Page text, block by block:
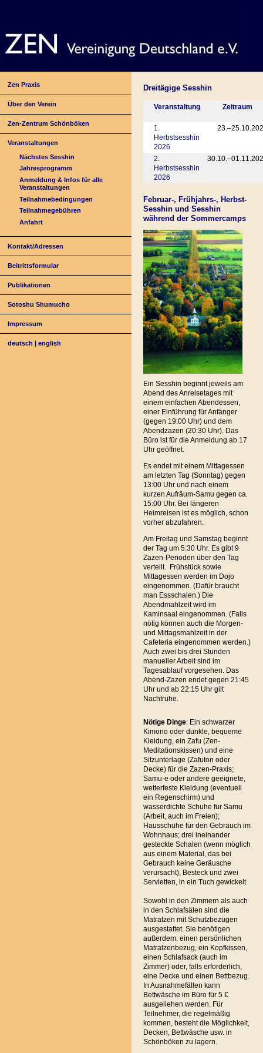
Zen Praxis
Über den Verein
Zen-Zentrum Schönböken
Veranstaltungen
Nächstes Sesshin
Jahresprogramm
Anmeldung & Infos für alle
Veranstaltungen
Teilnahmebedingungen
Teilnahmegebühren
Anfahrt
Kontakt/Adressen
Beitrittsformular
Publikationen
Sotoshu Shumucho
Impressum
deutsch |english
Dreitägige Sesshin
Veranstaltung Zeitraum
1.
Herbstsesshin
2026
2.
Herbstsesshin
2026
Februar-, Frühjahrs-, Herbst-
Sesshin und Sesshin
während der Sommercamps
Ein Sesshin beginnt jeweils am
Abend des Anreisetages mit
einem einfachen Abendessen,
einer Einführung für Anfänger
(gegen 19:00 Uhr) und dem
Abendzazen (20:30 Uhr). Das
Büro ist für die Anmeldung ab 17
Uhr geöffnet.
Es endet mit einem Mittagessen
am letzten Tag (Sonntag) gegen
13:00 Uhr und nach einem
kurzen Aufräum-Samu gegen ca.
15:00 Uhr. Bei längeren
Heimreisen ist es möglich, schon
vorher abzufahren.
Am Freitag und Samstag beginnt
der Tag um 5:30 Uhr. Es gibt 9
Zazen-Perioden über den Tag
verteilt. Frühstück sowie
Mittagessen werden im Dojo
eingenommen. (Dafür braucht
man Essschalen.) Die
Abendmahlzeit wird im
Kaminsaal eingenommen. (Falls
nötig können auch die Morgen-
und Mittagsmahlzeit in der
Cafeteria eingenommen werden.)
Auch zwei bis drei Stunden
manueller Arbeit sind im
Tagesablauf vorgesehen. Das
Abend-Zazen endet gegen 21:45
Uhr und ab 22:15 Uhr gilt
Nachtruhe.
Nötige Dinge: Ein schwarzer
Kimono oder dunkle, bequeme
Kleidung, ein Zafu (Zen-
Meditationskissen) und eine
Sitzunterlage (Zafuton oder
Decke) für die Zazen-Praxis;
Samu-e oder andere geeignete,
wetterfeste Kleidung (eventuell
ein Regenschirm) und
wasserdichte Schuhe für Samu
(Arbeit, auch im Freien);
Hausschuhe für den Gebrauch im
Wohnhaus; drei ineinander
gesteckte Schalen (wenn möglich
aus einem Material, das bei
Gebrauch keine Geräusche
verursacht), Besteck und zwei
Servietten, in ein Tuch gewickelt.
Sowohl in den Zimmern als auch
in den Schlafsälen sind die
Matratzen mit Schutzbezügen
ausgestattet. Sie benötigen
außerdem: einen persönlichen
Matratzenbezug, ein Kopfkissen,
einen Schlafsack (auch im
Zimmer) oder, falls erforderlich,
eine Decke und einen Bettbezug.
In Ausnahmefällen kann
Bettwäsche im Büro für 5 €
ausgeliehen werden. Für
Teilnehmer, die regelmäßig
kommen, besteht die Möglichkeit,
Decken, Bettwäsche usw. in
Schönböken zu lagern.